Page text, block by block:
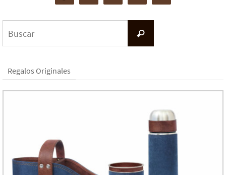
Buscar
Regalos Originales